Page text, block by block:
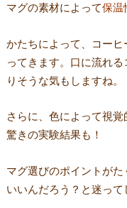
マグの素材によって保温
かたちによって、コー
ってきます。口に流れ
りそうな気もしますね。
さらに、色によって視
驚きの実験結果も！
マグ選びのポイントが
いいんだろう？と迷って